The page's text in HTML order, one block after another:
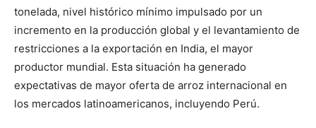
tonelada, nivel histórico mínimo impulsado por un
incremento en la producción global y el levantamiento de
restricciones a la exportación en India, el mayor
productor mundial. Esta situación ha generado
expectativas de mayor oferta de arroz internacional en
los mercados latinoamericanos, incluyendo Perú.